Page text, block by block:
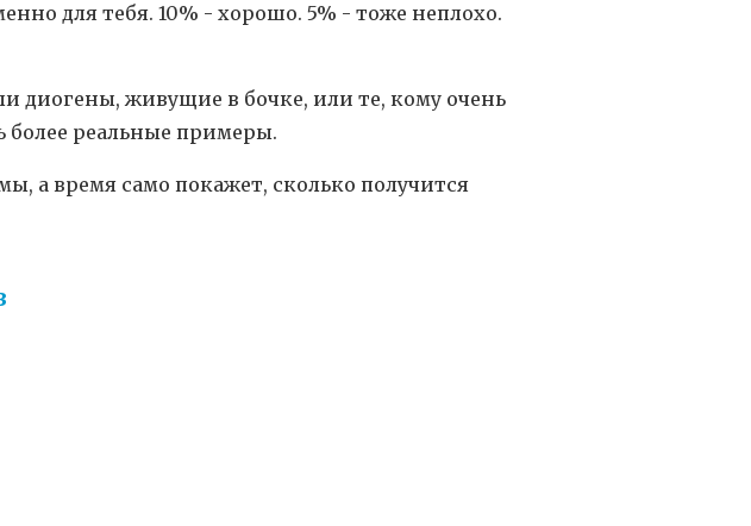
для тебя. 10% - хорошо. 5% - тоже неплохо.
диогены, живущие в бочке, или те, кому очень
более реальные примеры.
а время само покажет, сколько получится